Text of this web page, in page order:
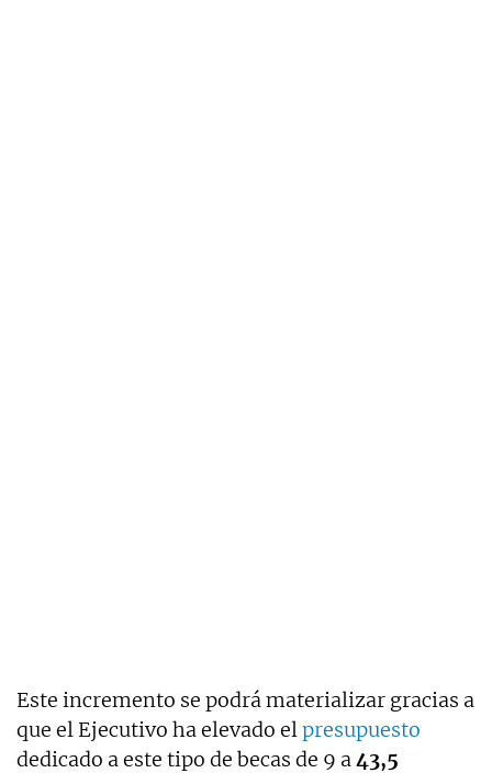
Este incremento se podrá materializar gracias a
que el Ejecutivo ha elevado elpresupuesto
dedicado a este tipo de becas de 9 a43,5